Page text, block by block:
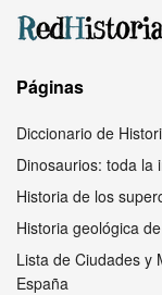
Páginas
Diccionario de
Dinosaurios: toda la
Historia de los
Historia geológica
Lista de Ciudades y
España